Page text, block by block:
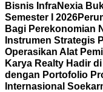
Bisnis InfraNexia
Semester I 2026
Bagi Perekonomian
Instrumen Strategis
Operasikan Alat
Karya Realty Hadir
dengan Portofolio
Internasional